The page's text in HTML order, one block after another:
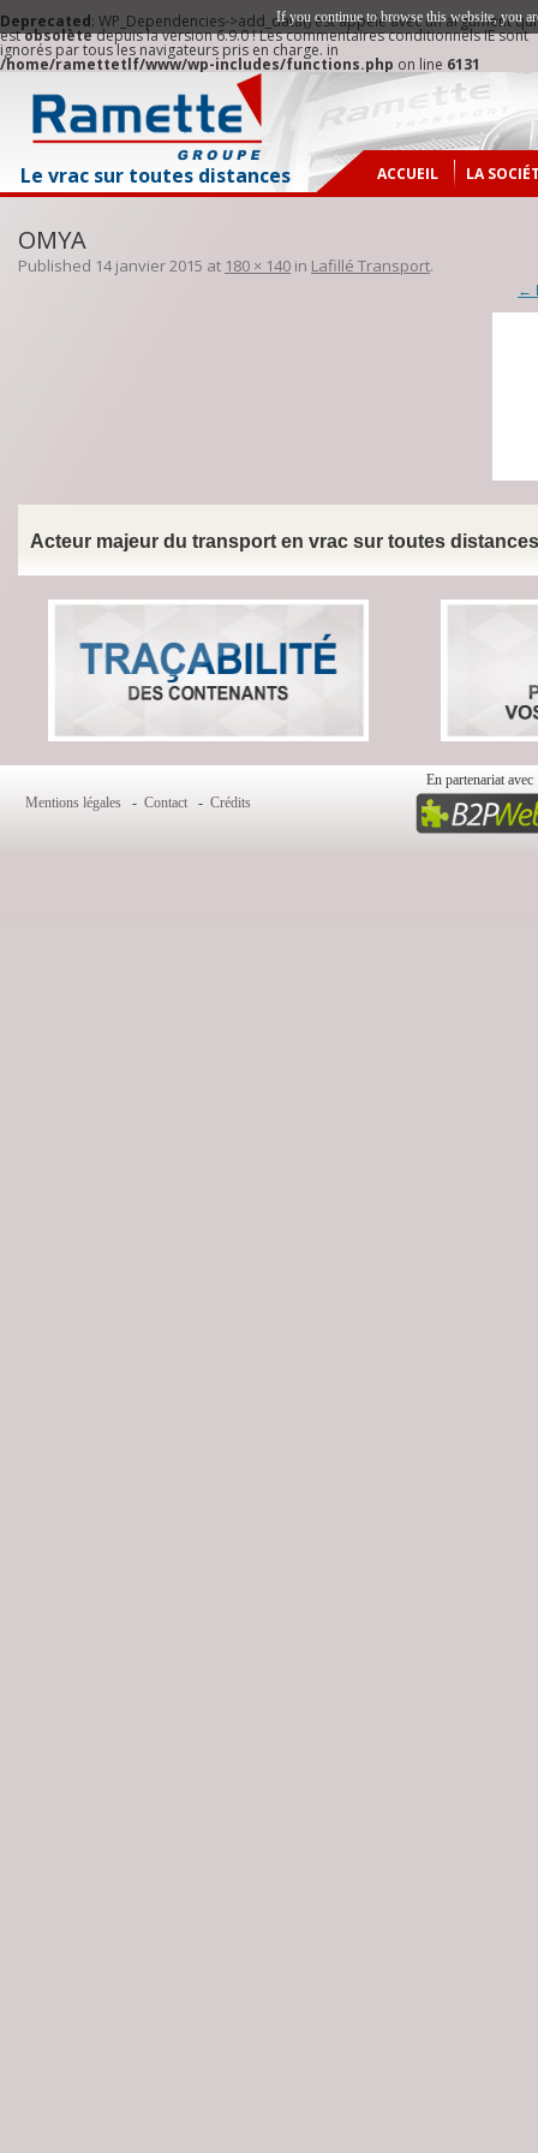
Deprecated: WP_Dependencies->add_data() est appelé avec un argument qui
estobsolètedepuis la version 6.9.0 ! Les commentaires conditionnels IE sont
ignorés par tous les navigateurs pris en charge. in
/home/ramettetlf/www/wp-includes/functions.php on line 6131
Le vrac sur toutes distances ACCUEIL
LA
NOTRE
OMYA
Published 14 janvier 2015 at 180 × 140 in Lafillé Transport.
←
Acteur majeur du transport en vrac sur toutes
Mentions légales - Contact - Crédits
En partenariat avec
If you continue to browse this website, you